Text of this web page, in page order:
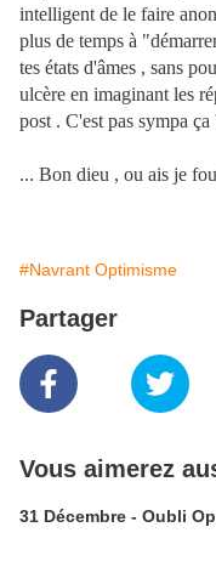
intelligent de le faire
plus de temps à
tes états d'âmes , sans
ulcère en imaginant les
post . C'est pas sympa ça
... Bon dieu , ou ais je
#Navrant Optimisme
Partager
Vous aimerez
31 Décembre - Oubli